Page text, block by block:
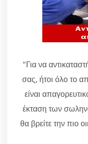
"Για να
σας, ήτοι όλο το
είναι
έκταση των
θα βρείτε την πιο